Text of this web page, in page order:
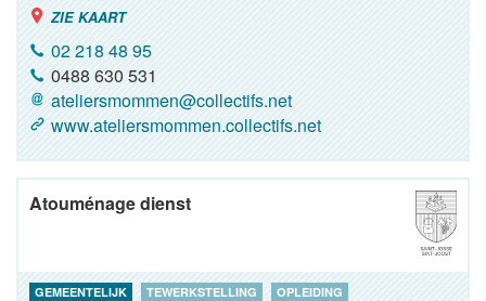
ZIE KAART
02 218 48 95
0488 630 531
ateliersmommen@collectifs.net
www.ateliersmommen.collectifs.net
Atouménage dienst
GEMEENTELIJK TEWERKSTELLING OPLEIDING